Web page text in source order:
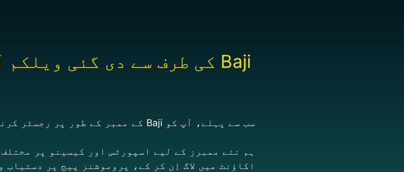
Baji کی طرف سے دی گئی ویلکم آفر سے کیسے لطف اندوز ہوں؟
سب سے پہلے، آپ کو Baji کے ممبر کے طور پر رجسٹر کرنا ہوگا۔
ہم نئے ممبرز کے لیے اسپورٹس اور کیسینو پر
اکاؤنٹ میں لاگ اِن کر کے، پروموشنز پیج پر دستیاب